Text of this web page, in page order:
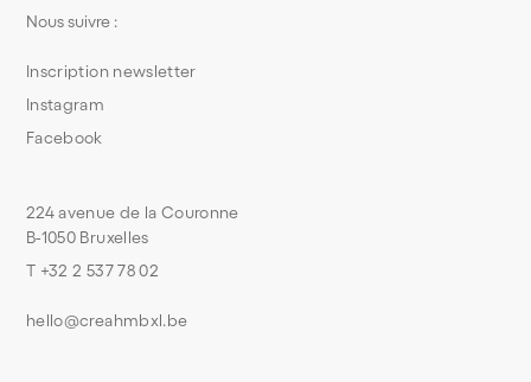
224 avenue de la Couronne
B-1050 Bruxelles
T +32 2 537 78 02
hello@creahmbxl.be
Nous suivre :
Inscription newsletter
Instagram
Facebook